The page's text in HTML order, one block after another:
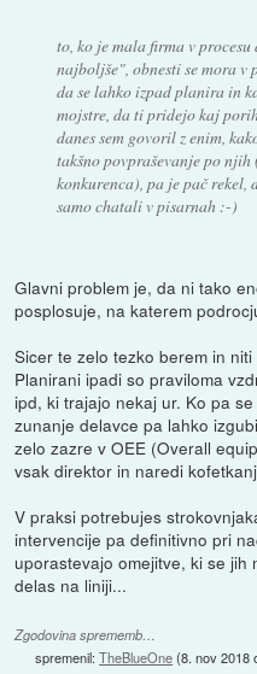
to, ko je mala firma v
najboljše", obnesti se mora v
da se lahko izpad planira in
mojstre, da ti pridejo kaj
danes sem govoril z enim,
takšno povpraševanje po
konkurenca), pa je pač rekel,
samo chatali v pisarnah :-)
Glavni problem je, da ni tako
posplosuje, na katerem
Sicer te zelo tezko berem in
Planirani ipadi so praviloma
ipd, ki trajajo nekaj ur. Ko pa
zunanje delavce pa lahko
zelo zazre v OEE (Overall
vsak direktor in naredi
V praksi potrebujes
intervencije pa definitivno pri
uporastevajo omejitve, ki se
delas na liniji...
Zgodovina sprememb…
spremenil:TheBlueOne(8. nov 2018